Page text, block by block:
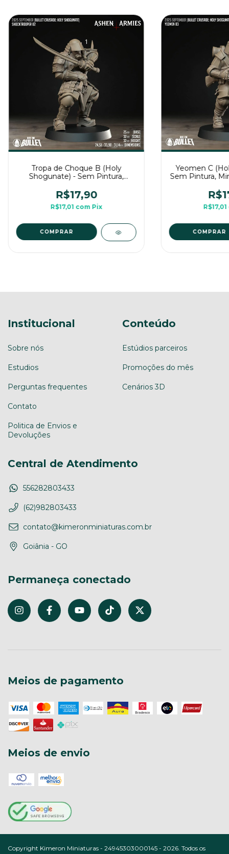
Tropa de Choque B (Holy
Shogunate) - Sem Pintura,
Mesa
R$17,90
R$17,01 com Pix
COMPRAR
Yeomen C
Sem Pintura,
R$17,01
COMPRAR
Institucional
Sobre nós
Estudios
Perguntas frequentes
Contato
Politica de Envios e
Devoluções
Conteúdo
Estúdios parceiros
Promoções do mês
Cenários 3D
Central de Atendimento
556282803433
(62)982803433
contato@kimeronminiaturas.com.br
Goiânia - GO
Permaneça conectado
Meios de pagamento
Meios de envio
Copyright Kimeron Miniaturas - 24945303000145 - 2026. Todos os